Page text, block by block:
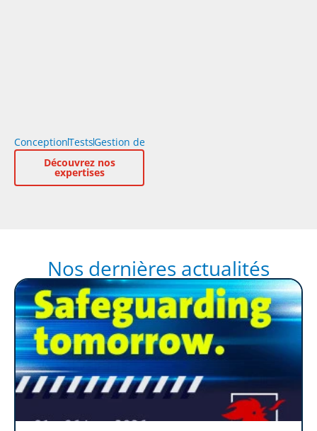
ConceptionTestsGestion de projet
Découvrez nos
expertises
Nos dernières actualités